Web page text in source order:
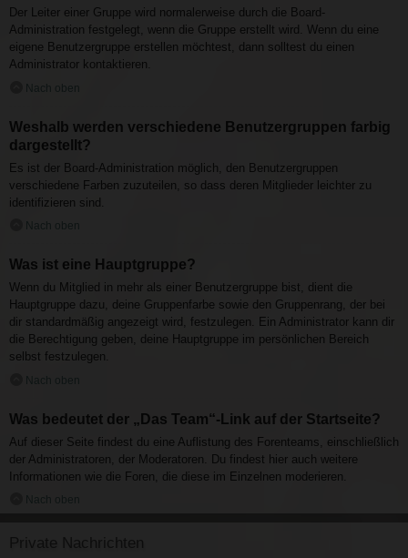
Der Leiter einer Gruppe wird normalerweise durch die Board-
Administration festgelegt, wenn die Gruppe erstellt wird. Wenn du eine
eigene Benutzergruppe erstellen möchtest, dann solltest du einen
Administrator kontaktieren.
Nach oben
Weshalb werden verschiedene Benutzergruppen farbig
dargestellt?
Es ist der Board-Administration möglich, den Benutzergruppen
verschiedene Farben zuzuteilen, so dass deren Mitglieder leichter zu
identifizieren sind.
Nach oben
Was ist eine Hauptgruppe?
Wenn du Mitglied in mehr als einer Benutzergruppe bist, dient die
Hauptgruppe dazu, deine Gruppenfarbe sowie den Gruppenrang, der bei
dir standardmäßig angezeigt wird, festzulegen. Ein Administrator kann dir
die Berechtigung geben, deine Hauptgruppe im persönlichen Bereich
selbst festzulegen.
Nach oben
Was bedeutet der „Das Team“-Link auf der Startseite?
Auf dieser Seite findest du eine Auflistung des Forenteams, einschließlich
der Administratoren, der Moderatoren. Du findest hier auch weitere
Informationen wie die Foren, die diese im Einzelnen moderieren.
Nach oben
Private Nachrichten